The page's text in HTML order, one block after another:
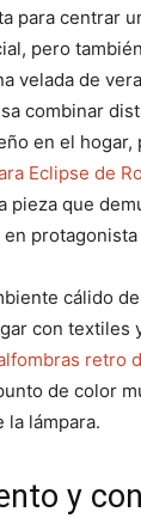
para centrar
pero
velada de
combinar
en el
Eclipse de
pieza que
cálido
con textiles
retro
de color
la lámpara.
y